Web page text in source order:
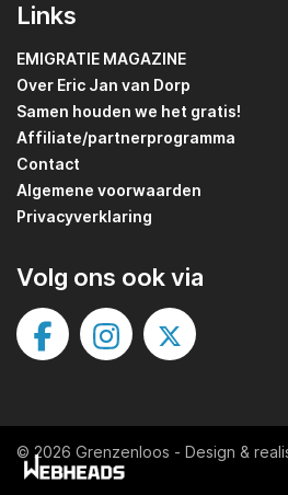
Links
EMIGRATIE MAGAZINE
Over Eric Jan van Dorp
Samen houden we het gratis!
Affiliate/partnerprogramma
Contact
Algemene voorwaarden
Privacyverklaring
Volg ons ook via
© 2026 Grenzenloos - Design &